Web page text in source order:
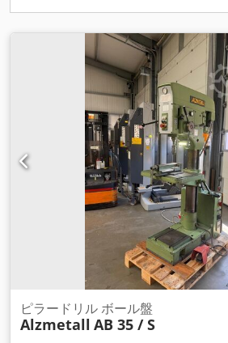
ピラードリル ボール盤
Alzmetall AB 35 / S